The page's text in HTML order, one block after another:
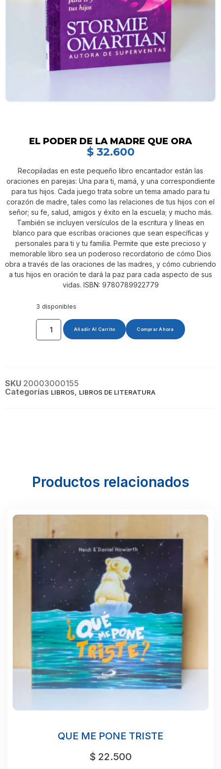
EL PODER DE LA MADRE QUE ORA
$32.600
Recopiladas en este pequeño libro encantador están las
oraciones en parejas: Una para ti, mamá, y una correspondiente
para tus hijos. Cada juego trata sobre un tema amado para tu
corazón de madre, tales como las relaciones de tus hijos con el
señor; su fe, salud, amigos y éxito en la escuela; y mucho más.
También se incluyen versículos de la escritura y líneas en
blanco para que escribas oraciones que sean específicas y
personales para ti y tu familia. Permite que este precioso y
memorable libro sea un poderoso recordatorio de cómo Dios
obra a través de las oraciones de las madres, y cómo cubriendo
a tus hijos en oración te dará la paz para cada aspecto de sus
vidas. ISBN: 9780789922779
3 disponibles
Añadir Al Carrito Comprar Ahora
SKU 20003000155
Categorías LIBROS, LIBROS DE LITERATURA
Productos relacionados
QUE ME PONE TRISTE
$ 22.500